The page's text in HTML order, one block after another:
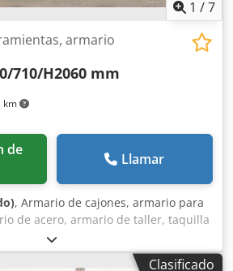
1 /7
km
armario
710/H2060 mm
Llamar
, Armario de cajones, armario para
de acero, armario de taller, taquilla
herramientas: Armario de acero
robusta con 8 cajones Csdpox
Clasificado